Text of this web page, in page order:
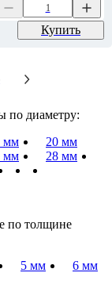
Купить
по диаметру:
мм
20 мм
мм 28 мм
по толщине
5 мм
6 мм